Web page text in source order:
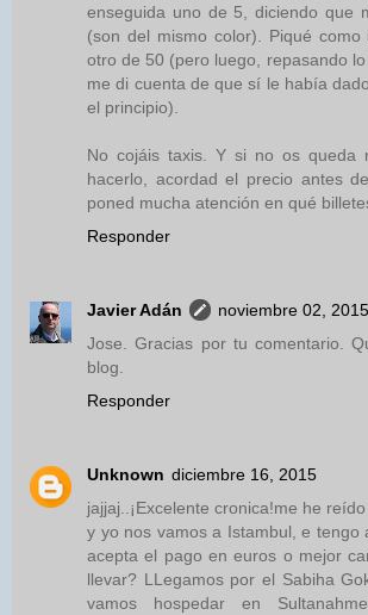
enseguida uno de 5, diciendo que
(son del mismo color). Piqué
otro de 50 (pero luego, repasando lo
me di cuenta de que sí le había
el principio).
No cojáis taxis. Y si no os queda
hacerlo, acordad el precio antes
poned mucha atención en qué
Responder
Javier Adán
noviembre 02, 2015
Jose. Gracias por tu comentario.
blog.
Responder
Unknown diciembre 16, 2015
jajjaj..¡Excelente cronica!me he
y yo nos vamos a Istambul, e tengo
acepta el pago en euros o mejor
llevar? LLegamos por el Sabiha
vamos hospedar en